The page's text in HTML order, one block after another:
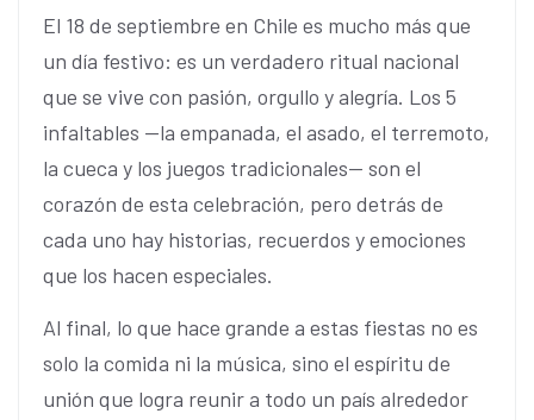
El 18 de septiembre en Chile es mucho más que
un día festivo: es un verdadero ritual nacional
que se vive con pasión, orgullo y alegría. Los 5
infaltables —la empanada, el asado, el terremoto,
la cueca y los juegos tradicionales— son el
corazón de esta celebración, pero detrás de
cada uno hay historias, recuerdos y emociones
que los hacen especiales.
Al final, lo que hace grande a estas fiestas no es
solo la comida ni la música, sino el espíritu de
unión que logra reunir a todo un país alrededor